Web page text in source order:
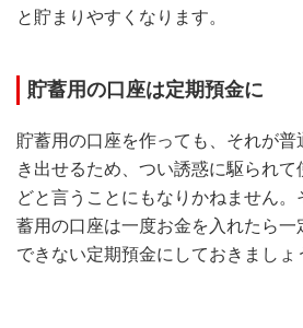
と貯まりやすくなります。
貯蓄用の口座は定期預金に
貯蓄用の口座を作っても、それが普
き出せるため、つい誘惑に駆られ
どと言うことにもなりかねません
蓄用の口座は一度お金を入れたら
できない定期預金にしておきましょ